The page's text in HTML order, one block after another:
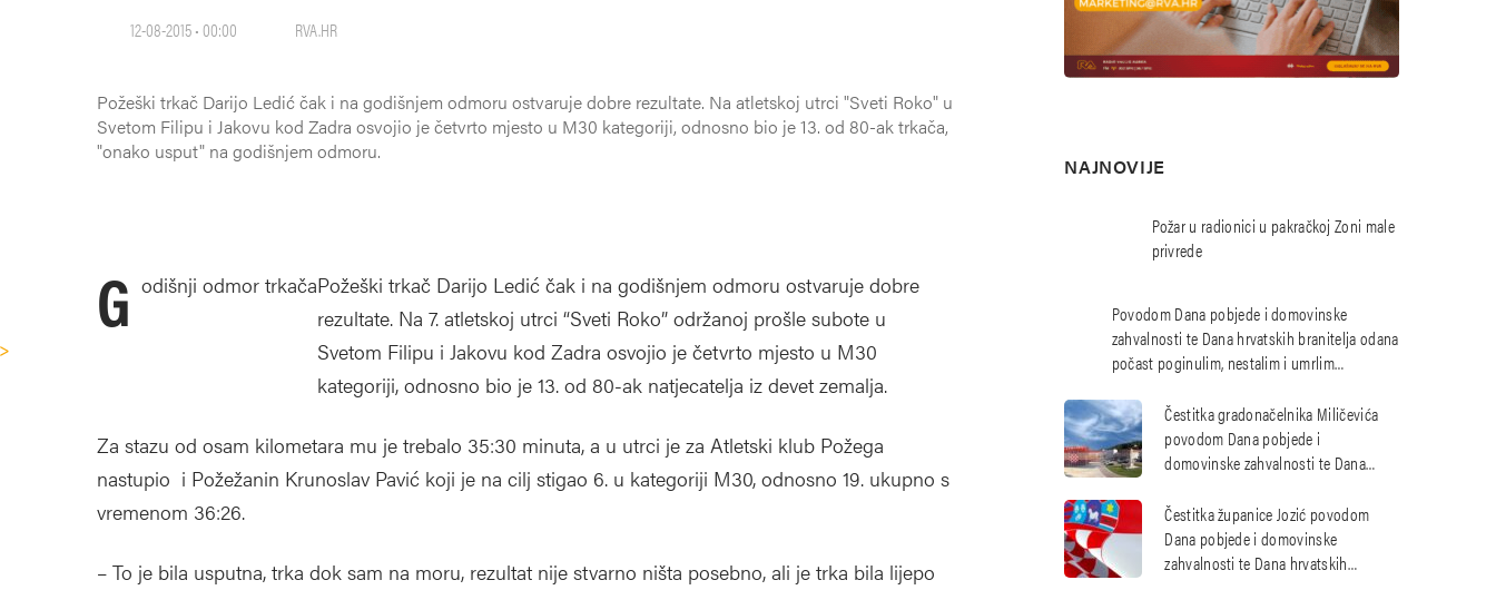
12-08-2015 • 00:00 RVA.HR
Požeški trkač Darijo Ledić čak i na godišnjem odmoru ostvaruje dobre rezultate. Na atletskoj utrci "Sveti Roko" u
Svetom Filipu i Jakovu kod Zadra osvojio je četvrto mjesto u M30 kategoriji, odnosno bio je 13. od 80-ak trkača,
"onako usput" na godišnjem odmoru.
G odišnji odmor trkačaPožeški trkač Darijo Ledić čak i na godišnjem odmoru ostvaruje dobre
rezultate. Na 7. atletskoj utrci “Sveti Roko” održanoj prošle subote u
Svetom Filipu i Jakovu kod Zadra osvojio je četvrto mjesto u M30
kategoriji, odnosno bio je 13. od 80-ak natjecatelja iz devet zemalja.
Za stazu od osam kilometara mu je trebalo 35:30 minuta, a u utrci je za Atletski klub Požega
nastupio i Požežanin Krunoslav Pavić koji je na cilj stigao 6. u kategoriji M30, odnosno 19. ukupno s
vremenom 36:26.
– To je bila usputna, trka dok sam na moru, rezultat nije stvarno ništa posebno, ali je trka bila lijepo
NAJNOVIJE
Požar u radionici u pakračkoj Zoni male
privrede
Povodom Dana pobjede i domovinske
zahvalnosti te Dana hrvatskih branitelja odana
počast poginulim, nestalim i umrlim
Čestitka gradonačelnika Miličevića
povodom Dana pobjede i
domovinske zahvalnosti te Dana
Čestitka županice Jozić povodom
Dana pobjede i domovinske
zahvalnosti te Dana hrvatskih